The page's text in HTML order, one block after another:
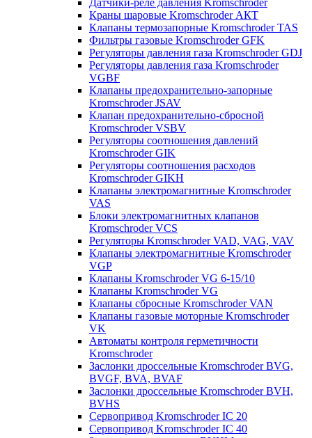
Датчики-реле давления Kromschroder
Краны шаровые Kromschroder АКТ
Клапаны термозапорные Kromschroder TAS
Фильтры газовые Kromschroder GFK
Регуляторы давления газа Kromschroder GDJ
Регуляторы давления газа Kromschroder
VGBF
Клапаны предохранительно-запорные
Kromschroder JSAV
Клапан предохранительно-сбросной
Kromschroder VSBV
Регуляторы соотношения давлений
Kromschroder GIK
Регуляторы соотношения расходов
Kromschroder GIKH
Клапаны электромагнитные Kromschroder
VAS
Блоки электромагнитных клапанов
Kromschroder VCS
Регуляторы Kromschroder VAD, VAG, VAV
Клапаны электромагнитные Kromschroder
VGP
Клапаны Kromschroder VG 6-15/10
Клапаны Kromschroder VG
Клапаны сбросные Kromschroder VAN
Клапаны газовые моторные Kromschroder
VK
Автоматы контроля герметичности
Kromschroder
Заслонки дроссельные Kromschroder BVG,
BVGF, BVA, BVAF
Заслонки дроссельные Kromschroder BVH,
BVHS
Сервопривод Kromschroder IC 20
Сервопривод Kromschroder IC 40